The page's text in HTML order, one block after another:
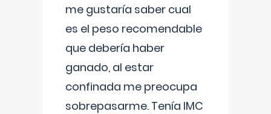
me gustaría saber cual
es el peso recomendable
que debería haber
ganado, al estar
confinada me preocupa
sobrepasarme. Tenía IMC